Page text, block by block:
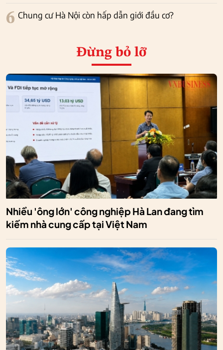
6 Chung cư Hà Nội còn hấp dẫn giới đầu cơ?
Đừng bỏ lỡ
Nhiều 'ông lớn' công nghiệp Hà Lan đang tìm
kiếm nhà cung cấp tại Việt Nam